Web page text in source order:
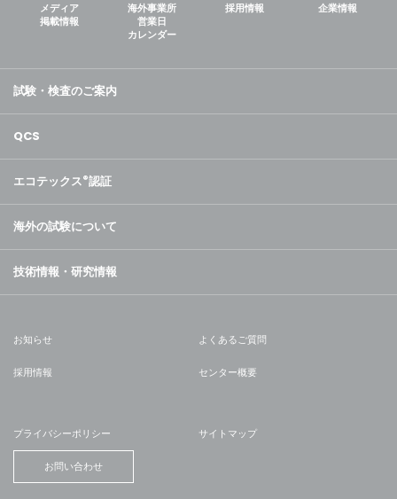
メディア
掲載情報
海外事業所
営業日
カレンダー
採用情報 企業情報
試験・検査のご案内
QCS
エコテックス®認証
海外の試験について
技術情報・研究情報
お知らせ よくあるご質問
採用情報 センター概要
プライバシーポリシー サイトマップ
お問い合わせ